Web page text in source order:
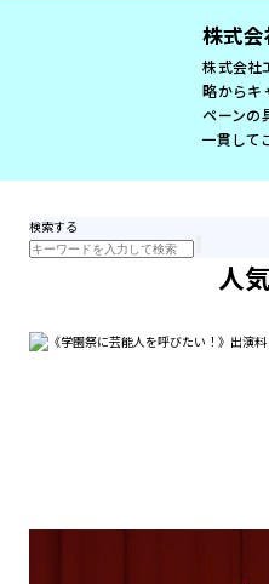
株式
株式会社
略からキ
ペーンの
一貫して
検索する
人